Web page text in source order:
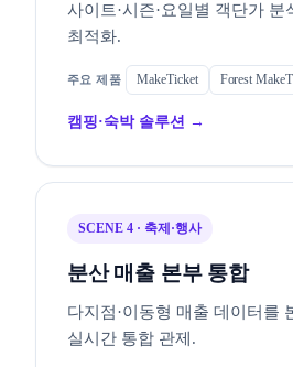
사이트·시즌·요일별 객단가 분
최적화.
MakeTicket Forest
캠핑·숙박 솔루션 →
SCENE 4 · 축제·행사
분산 매출 본부 통합
다지점·이동형 매출 데이터를
실시간 통합 관제.